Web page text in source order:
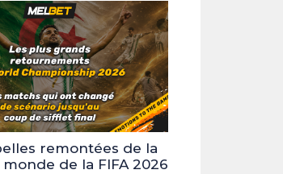
remontées de la
de la FIFA 2026